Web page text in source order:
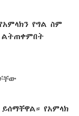
የግል ስም
ልትጠቀምበት
የአምላክ